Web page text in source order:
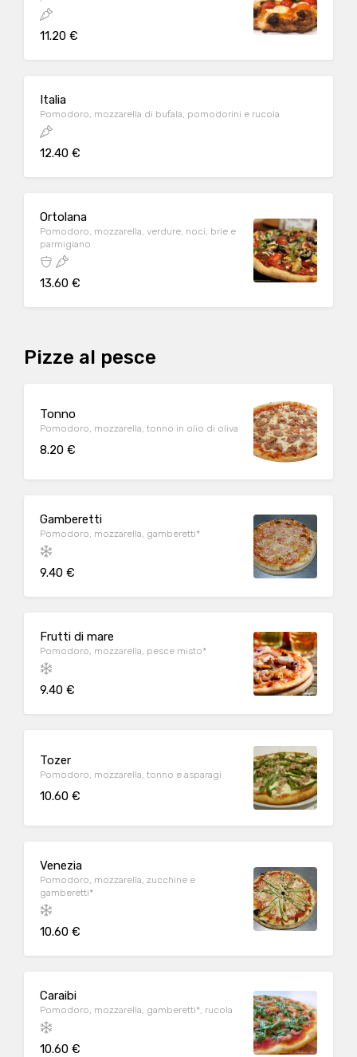
11.20 €
Italia
Pomodoro, mozzarella di bufala, pomodorini e rucola
12.40 €
Ortolana
Pomodoro, mozzarella, verdure, noci, brie e
parmigiano
13.60 €
Pizze al pesce
Tonno
Pomodoro, mozzarella, tonno in olio di oliva
8.20 €
Gamberetti
Pomodoro, mozzarella, gamberetti*
9.40 €
Frutti di mare
Pomodoro, mozzarella, pesce misto*
9.40 €
Tozer
Pomodoro, mozzarella, tonno e asparagi
10.60 €
Venezia
Pomodoro, mozzarella, zucchine e
gamberetti*
10.60 €
Caraibi
Pomodoro, mozzarella, gamberetti*, rucola
10.60 €